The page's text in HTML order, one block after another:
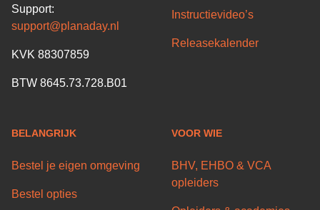
Support:
support@planaday.nl
KVK 88307859
BTW 8645.73.728.B01
Instructievideo’s
Releasekalender
BELANGRIJK
Bestel je eigen omgeving
Bestel opties
VOOR WIE
BHV, EHBO & VCA
opleiders